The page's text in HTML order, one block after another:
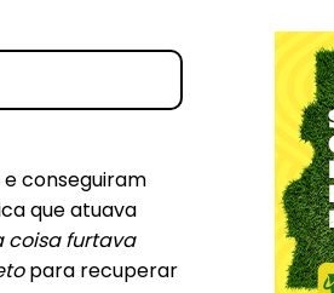
e conseguiram
que atuava
coisa furtava
para recuperar